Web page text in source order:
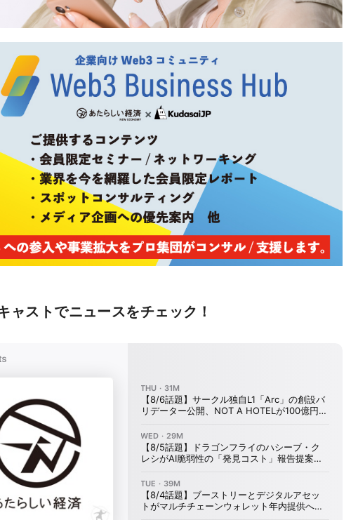
ャストでニュースをチェック！